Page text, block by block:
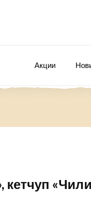
Акции
кетчуп